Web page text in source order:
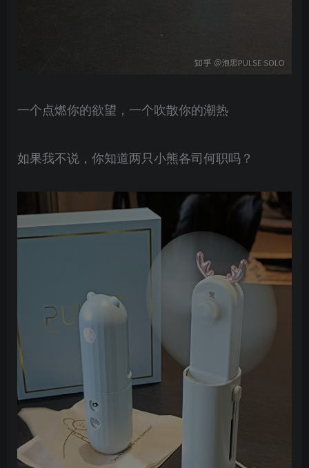
一个点燃你的欲望，一个吹散你的潮热
如果我不说，你知道两只小熊各司何职吗？